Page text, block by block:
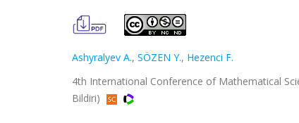
Ashyralyev A., SÖZEN Y., Hezenci F.
4th International Conference of Mathematical
Bildiri)